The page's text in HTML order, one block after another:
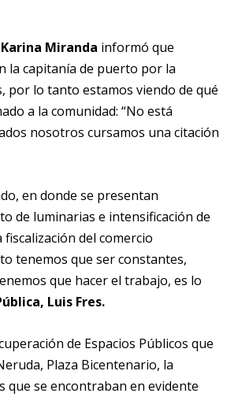
Miranda informó que
la capitanía de puerto por la
por lo tanto estamos viendo de qué
a la comunidad: “No está
nosotros cursamos una citación
en donde se presentan
de luminarias e intensificación de
del comercio
tenemos que ser constantes,
que hacer el trabajo, es lo
Luis Fres.
de Espacios Públicos que
Plaza Bicentenario, la
que se encontraban en evidente